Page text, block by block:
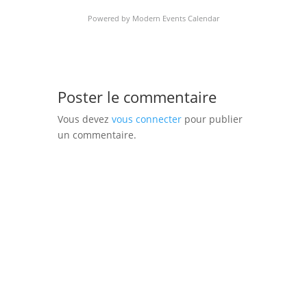
Powered by Modern Events Calendar
Poster le commentaire
Vous devez vous connecter pour publier
un commentaire.